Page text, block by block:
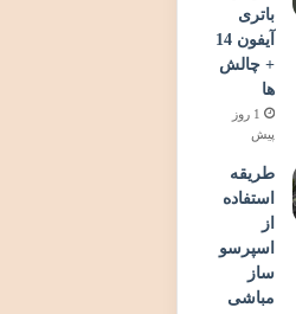
باتری
آیفون 14
+ چالش
ها
1 روز
پیش
طریقه
استفاده
از
اسپرسو
ساز
مباشی